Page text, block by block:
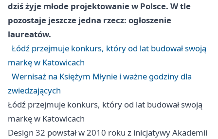
dziś żyje młode projektowanie w Polsce. W tle
pozostaje jeszcze jedna rzecz: ogłoszenie
laureatów.
Łódź przejmuje konkurs, który od lat budował swoją
markę w Katowicach
Wernisaż na Księżym Młynie i ważne godziny dla
zwiedzających
Łódź przejmuje konkurs, który od lat budował swoją
markę w Katowicach
Design 32 powstał w 2010 roku z inicjatywy Akademii